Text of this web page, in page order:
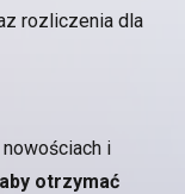
rozliczenia dla
i
otrzymać